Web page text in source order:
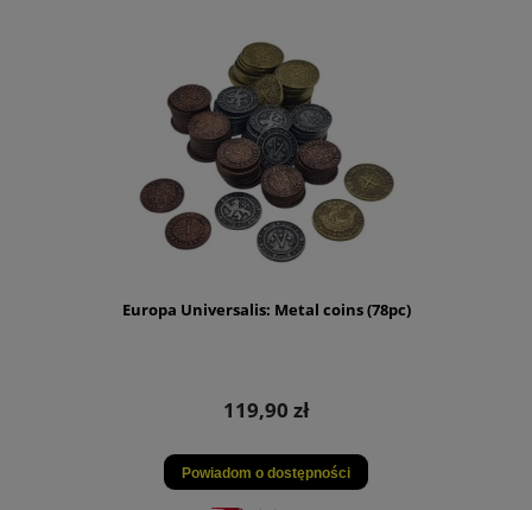
Europa Universalis: Metal coins (78pc)
119,90 zł
Powiadom o dostępności